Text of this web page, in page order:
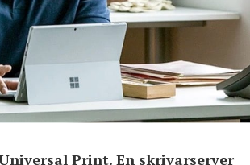
Print. En skrivarserver